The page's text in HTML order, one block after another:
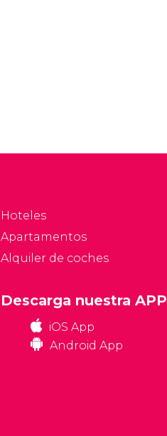
Hoteles
Apartamentos
Alquiler de coches
Descarga nuestra APP
iOS App
Android App